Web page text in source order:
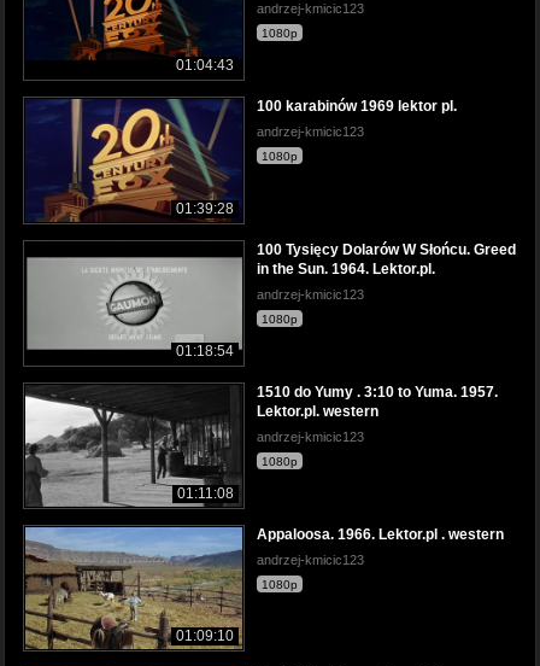
01:04:43
andrzej-kmicic123
1080p
01:39:28
100 karabinów 1969 lektor pl.
andrzej-kmicic123
1080p
01:18:54
100 Tysięcy Dolarów W Słońcu. Greed
in the Sun. 1964. Lektor.pl.
andrzej-kmicic123
1080p
01:11:08
1510 do Yumy . 3:10 to Yuma. 1957.
Lektor.pl. western
andrzej-kmicic123
1080p
01:09:10
Appaloosa. 1966. Lektor.pl . western
andrzej-kmicic123
1080p